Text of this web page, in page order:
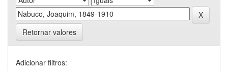
Retornar valores
Adicionar filtros: